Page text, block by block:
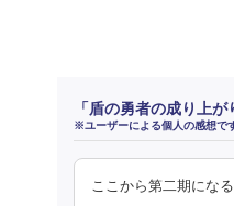
「盾の勇者の成り上
※ユーザーによる個人の感想で
ここから第二期にな